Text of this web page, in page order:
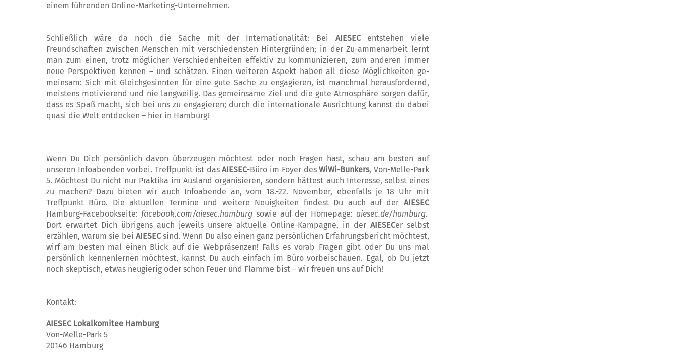
einem führenden Online-Marketing-Unternehmen.
Schließlich wäre da noch die Sache mit der In­­ternationalität: Bei AIESECentstehen vie­le
Freundschaften zwischen Menschen mit ver­­schiedensten Hintergründen; in der Zu-am­­­menarbeit lernt
man zum einen, trotz mög­licher Verschiedenheiten effektiv zu kom­mu­nizieren, zum anderen immer
neue Pers­pek­tiven kennen – und schätzen. Ei­nen weiteren Aspekt haben all diese Möglichkeiten ge­
mein­sam: Sich mit Gleichgesinnten für eine gute Sache zu engagieren, ist manchmal her­aus­fordernd,
meistens motivierend und nie lang­weilig. Das gemeinsame Ziel und die gu­te Atmosphäre sorgen dafür,
dass es Spaß ma­cht, sich bei uns zu engagieren; durch die internationale Ausrichtung kannst du dabei
quasi die Welt entdecken – hier in Hamburg!
Wenn Du Dich persönlich davon überzeugen möchtest oder noch Fragen hast, schau am bes­ten auf
unseren Infoabenden vorbei. Treff­punkt ist dasAIESEC-Büro im Foyer desWi­Wi-Bunkers, Von-Melle-Park
5. Möch­test Du nicht nur Praktika im Ausland orga­ni­sier­en, sondern hättest auch Interesse, selbst eines
zu machen? Dazu bieten wir auch Info­ab­ende an, vom 18.-22. November, ebenfalls je 18 Uhr mit
Treffpunkt Büro. Die aktuellen Termine und weitere Neuigkeiten findest Du auch auf der AIESEC
Hamburg-Facebook­seite: facebook.com/aiesec.hamburgsowie auf der Homepage:aiesec.de/hamburg.
Dort erwartet Dich übrigens auch jeweils unsere aktuelle Online-Kampagne, in der AIESEC­er selbst
erzählen, warum sie bei AIESECsind. Wenn Du also einen ganz persönlichen Er­fahr­ungsbericht möchtest,
wirf am besten mal einen Blick auf die Webpräsenzen! Falls es vorab Fragen gibt oder Du uns mal
persön­lich kennenlernen möchtest, kannst Du auch einfach im Büro vorbeischauen. Egal, ob Du jetzt
noch skeptisch, etwas neugierig oder schon Feuer und Flamme bist – wir freuen uns auf Dich!
Kontakt:
AIESEC Lokalkomitee Hamburg
Von-Melle-Park 5
20146 Hamburg